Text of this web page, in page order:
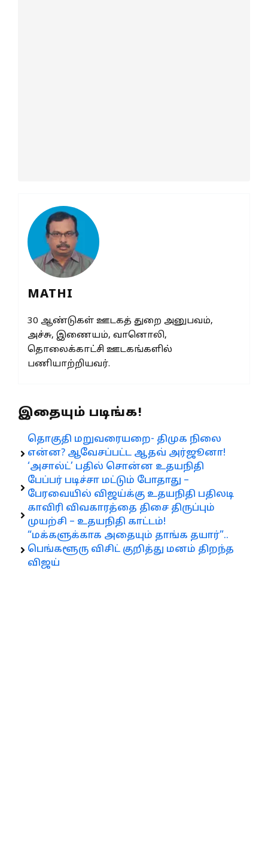
MATHI
30 ஆண்டுகள் ஊடகத் துறை அனுபவம்,
அச்சு, இணையம், வானொலி,
தொலைக்காட்சி ஊடகங்களில்
பணியாற்றியவர்.
இதையும் படிங்க!
தொகுதி மறுவரையறை- திமுக நிலை
என்ன? ஆவேசப்பட்ட ஆதவ் அர்ஜூனா!
‘அசால்ட்’ பதில் சொன்ன உதயநிதி
பேப்பர் படிச்சா மட்டும் போதாது –
பேரவையில் விஜய்க்கு உதயநிதி பதிலடி
காவிரி விவகாரத்தை திசை திருப்பும்
முயற்சி – உதயநிதி காட்டம்!
“மக்களுக்காக அதையும் தாங்க தயார்”..
பெங்களூரு விசிட் குறித்து மனம் திறந்த
விஜய்